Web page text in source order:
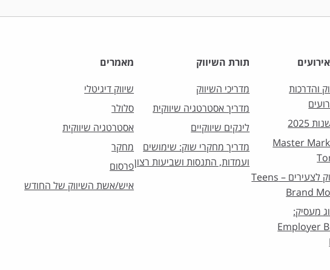
והדרכות
2025
Master
כנס השיווק לצעירים – Teens
Brand
מעסיק:
Employer
תורת השיווק
מדריכי השיווק
מדריך אסטרטגיה שיווקית
לינקים שיווקיים
מדריך מחקרי שוק: שימושים
ועמדות, התנסות ושביעות רצון
מאמרים
שיווק דיגיטלי
סלולר
אסטרטגיה שיווקית
מחקר
פרסום
איש/אשת השיווק של החודש